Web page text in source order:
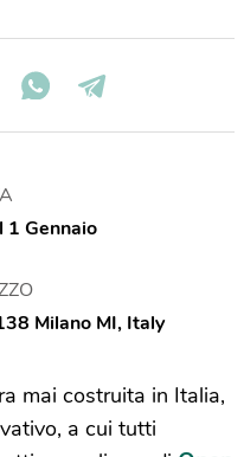
1 Gennaio
Milano MI, Italy
mai costruita in Italia,
a cui tutti